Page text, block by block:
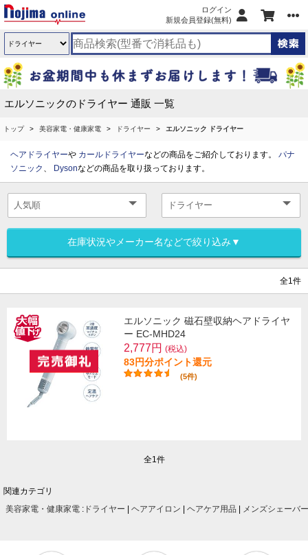
ログイン
新規会員登録(無料)
エルソニックのドライヤー 通販 一覧
トップ 美容家電・健康家電 ドライヤー エルソニック ドライヤー
ヘアドライヤーや カールドライヤーなどの商品をご紹介しております。 パナ
ソニック 、 Dysonなどの商品を取り扱っております。
在庫状況やメーカー名などで絞り込み▼
全1件
エルソニック 磁石壁収納ヘアドライヤ
ー EC-MHD24
2,777円 (税込)
83円分ポイント還元
(5件)
全1件
関連カテゴリ
美容家電・健康家電 : ドライヤー ヘアアイロン ヘアケア用品 メンズシェーバー